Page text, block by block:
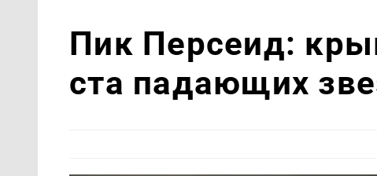
Пик Персеид:
ста падающих